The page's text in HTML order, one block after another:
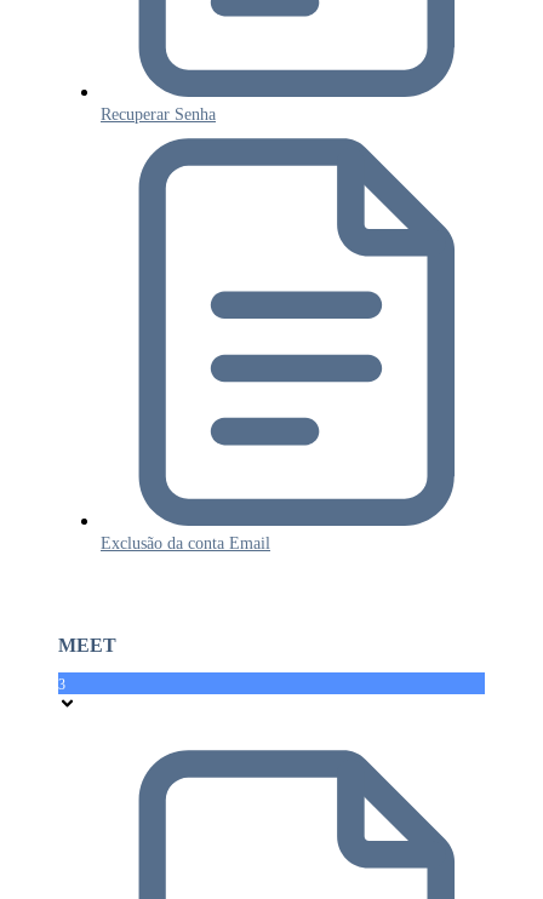
Recuperar Senha
Exclusão da conta Email
MEET
3